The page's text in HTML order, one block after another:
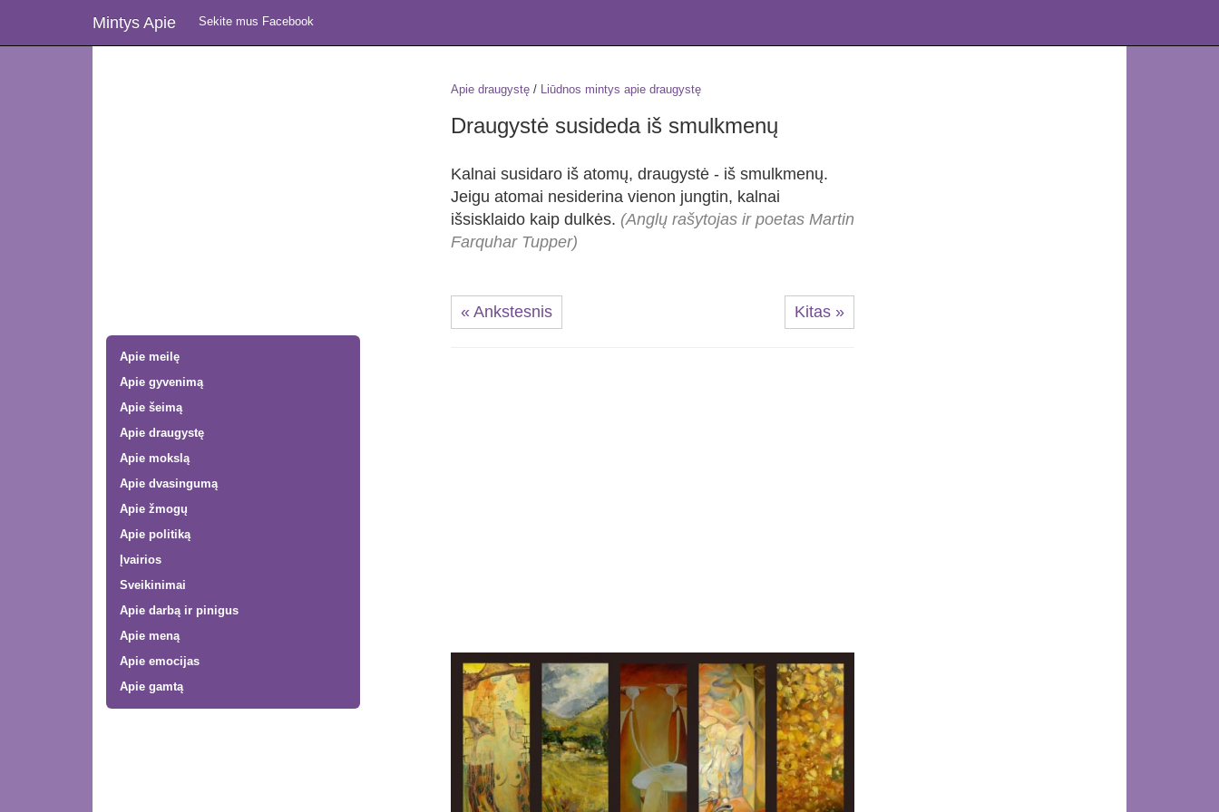
Mintys Apie Sekite mus Facebook
Apie meilę
Apie gyvenimą
Apie šeimą
Apie draugystę
Apie mokslą
Apie dvasingumą
Apie žmogų
Apie politiką
Įvairios
Sveikinimai
Apie darbą ir pinigus
Apie meną
Apie emocijas
Apie gamtą
Apie draugystę / Liūdnos mintys apie draugystę
Draugystė susideda iš smulkmenų
Kalnai susidaro iš atomų, draugystė - iš smulkmenų.
Jeigu atomai nesiderina vienon jungtin, kalnai
išsisklaido kaip dulkės. (Anglų rašytojas ir poetas Martin
Farquhar Tupper)
« Ankstesnis Kitas »